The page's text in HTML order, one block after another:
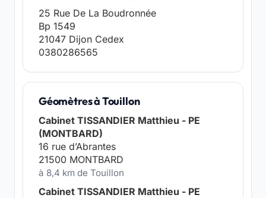
25 Rue De La Boudronnée
Bp 1549
21047 Dijon Cedex
0380286565
Géomètres à Touillon
Cabinet TISSANDIER Matthieu - PE
(MONTBARD)
16 rue d’Abrantes
21500 MONTBARD
à 8,4 km de Touillon
Cabinet TISSANDIER Matthieu - PE